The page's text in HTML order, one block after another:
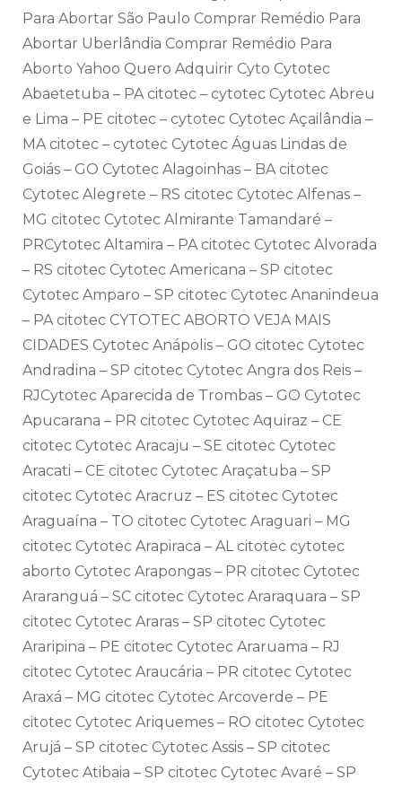
Para Abortar São Paulo Comprar Remédio Para
Abortar Uberlândia Comprar Remédio Para
Aborto Yahoo Quero Adquirir Cyto Cytotec
Abaetetuba – PA citotec – cytotec Cytotec Abreu
e Lima – PE citotec – cytotec Cytotec Açailândia –
MA citotec – cytotec Cytotec Águas Lindas de
Goiás – GO Cytotec Alagoinhas – BA citotec
Cytotec Alegrete – RS citotec Cytotec Alfenas –
MG citotec Cytotec Almirante Tamandaré –
PRCytotec Altamira – PA citotec Cytotec Alvorada
– RS citotec Cytotec Americana – SP citotec
Cytotec Amparo – SP citotec Cytotec Ananindeua
– PA citotec CYTOTEC ABORTO VEJA MAIS
CIDADES Cytotec Anápolis – GO citotec Cytotec
Andradina – SP citotec Cytotec Angra dos Reis –
RJCytotec Aparecida de Trombas – GO Cytotec
Apucarana – PR citotec Cytotec Aquiraz – CE
citotec Cytotec Aracaju – SE citotec Cytotec
Aracati – CE citotec Cytotec Araçatuba – SP
citotec Cytotec Aracruz – ES citotec Cytotec
Araguaína – TO citotec Cytotec Araguari – MG
citotec Cytotec Arapiraca – AL citotec cytotec
aborto Cytotec Arapongas – PR citotec Cytotec
Araranguá – SC citotec Cytotec Araraquara – SP
citotec Cytotec Araras – SP citotec Cytotec
Araripina – PE citotec Cytotec Araruama – RJ
citotec Cytotec Araucária – PR citotec Cytotec
Araxá – MG citotec Cytotec Arcoverde – PE
citotec Cytotec Ariquemes – RO citotec Cytotec
Arujá – SP citotec Cytotec Assis – SP citotec
Cytotec Atibaia – SP citotec Cytotec Avaré – SP